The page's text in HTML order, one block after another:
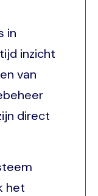
in
inzicht
van
direct
het